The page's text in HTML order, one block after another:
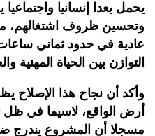
يحمل بعدا إنسانيا
وتحسين ظروف اشتغالهم،
عادية في حدود ثماني
التوازن بين الحياة المهنية
وأكد أن نجاح هذا الإصلاح
أرض الواقع، لاسيما في ظل
مسجلا أن المشروع يندرج